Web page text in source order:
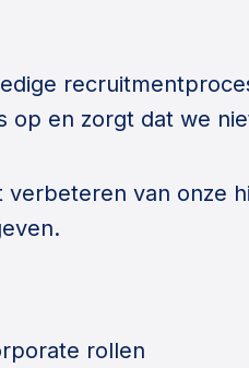
en zorgt dat we
van onze
rollen